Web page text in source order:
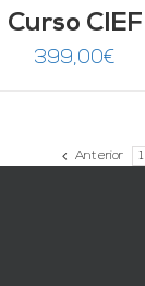
Curso CIEF
399,00€
Anterior 1